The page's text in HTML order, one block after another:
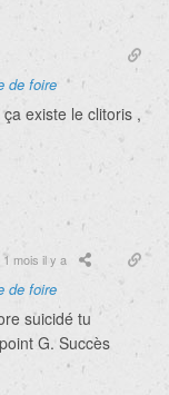
de foire
existe le clitoris ,
1 mois il y a
de foire
suicidé tu
G. Succès